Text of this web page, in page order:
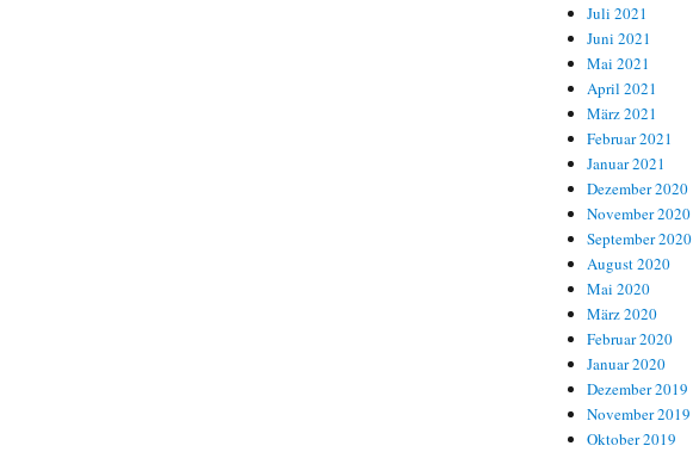
Juli 2021
Juni 2021
Mai 2021
April 2021
März 2021
Februar 2021
Januar 2021
Dezember 2020
November 2020
September 2020
August 2020
Mai 2020
März 2020
Februar 2020
Januar 2020
Dezember 2019
November 2019
Oktober 2019